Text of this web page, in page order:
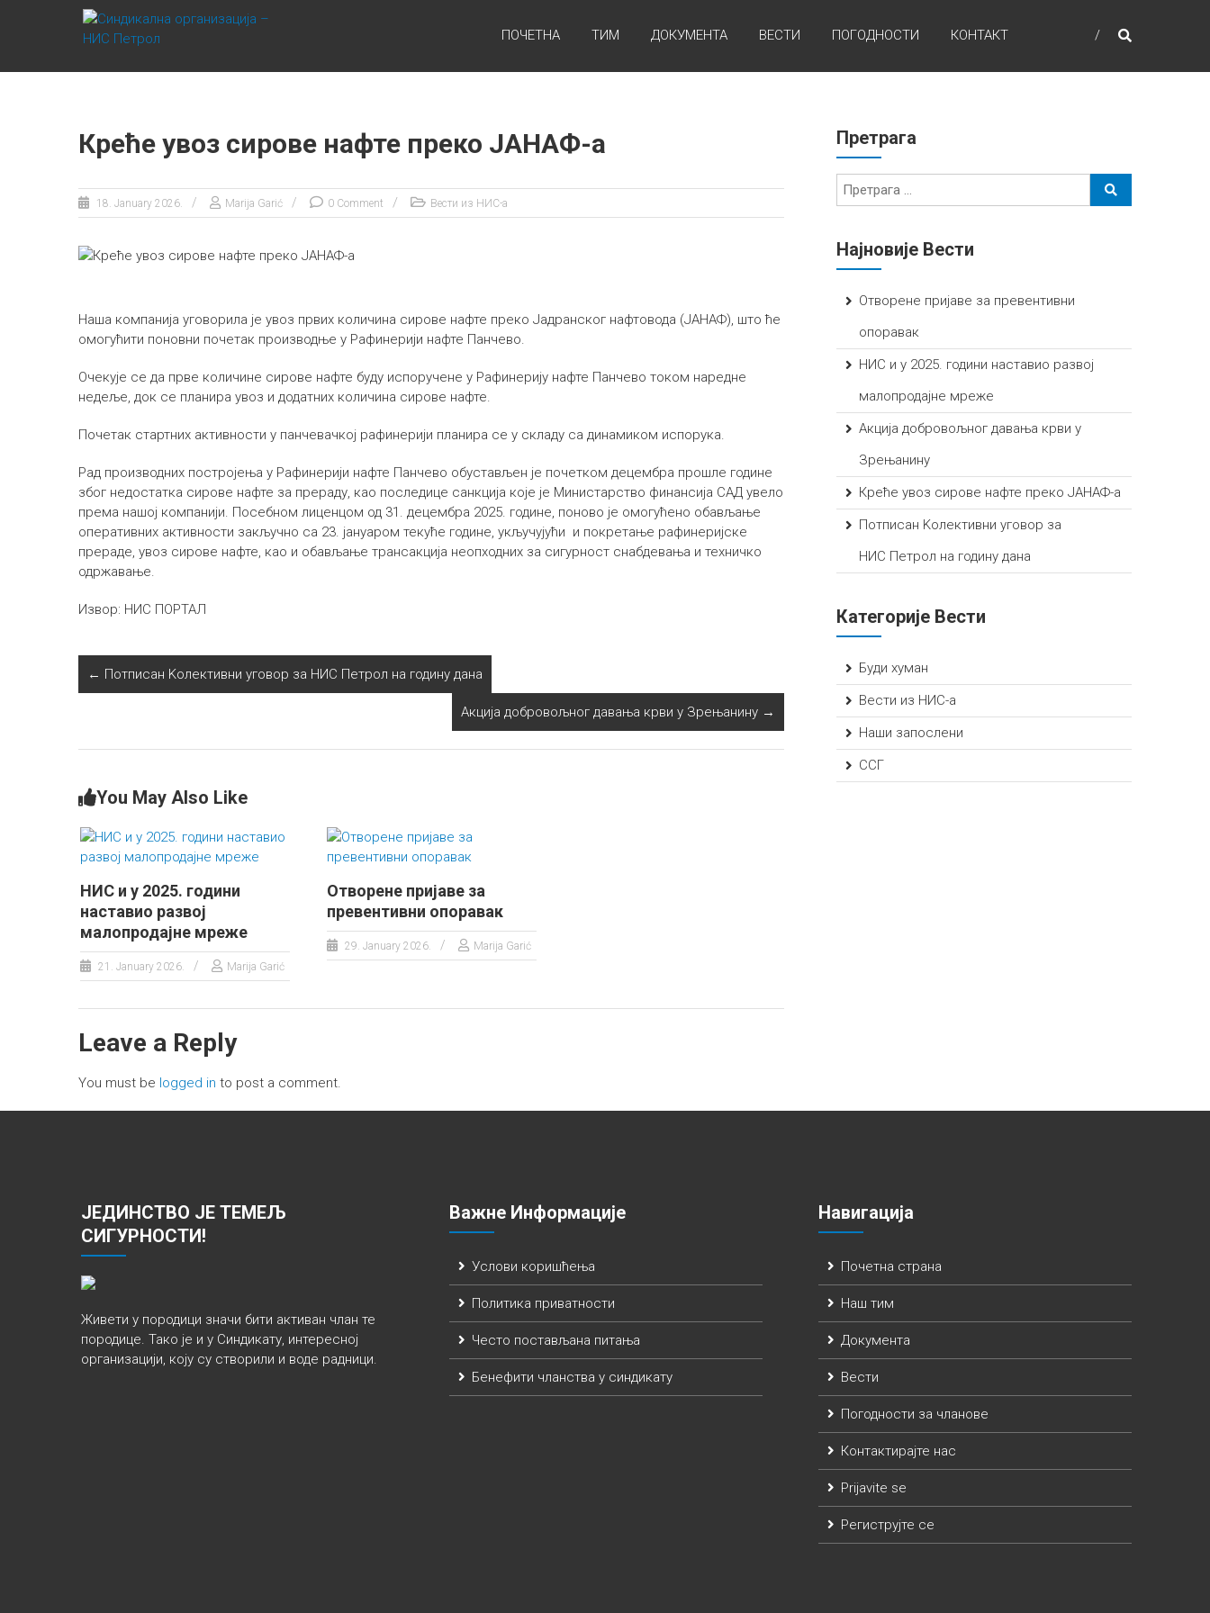
СИНДИКАЛНА
ПОЧЕТНА ТИМ ДОКУМЕНТА ВЕСТИ ПОГОДНОСТИ КОНТАКТ
Креће увоз сирове нафте преко ЈАНАФ-а
18. January 2026. Marija Garić 0 Comment Вести из НИС-а
Наша компанија уговорила је увоз првих количина сирове нафте преко Јадранског нафтовода (ЈАНАФ), што ће
омогућити поновни почетак производње у Рафинерији нафте Панчево.
Очекује се да прве количине сирове нафте буду испоручене у Рафинерију нафте Панчево током наредне
недеље, док се планира увоз и додатних количина сирове нафте.
Почетак стартних активности у панчевачкој рафинерији планира се у складу са динамиком испорука.
Рад производних постројења у Рафинерији нафте Панчево обустављен је почетком децембра прошле године
због недостатка сирове нафте за прераду, као последице санкција које је Министарство финансија САД увело
према нашој компанији. Посебном лиценцом од 31. децембра 2025. године, поново је омогућено обављање
оперативних активности закључно са 23. јануаром текуће године, укључујући и покретање рафинеријске
прераде, увоз сирове нафте, као и обављање трансакција неопходних за сигурност снабдевања и техничко
одржавање.
Извор: НИС ПОРТАЛ
← Потписан Kолективни уговор за НИС Петрол на годину дана
Акција добровољног давања крви у Зрењанину →
You May Also Like
НИС и у 2025. години
наставио развој
малопродајне мреже
21. January 2026. Marija Garić
Отворене пријаве за
превентивни опоравак
29. January 2026. Marija Garić
Leave a Reply
You must be logged in to post a comment.
Претрага
Најновије Вести
Отворене пријаве за превентивни
опоравак
НИС и у 2025. години наставио развој
малопродајне мреже
Акција добровољног давања крви у
Зрењанину
Креће увоз сирове нафте преко ЈАНАФ-а
Потписан Kолективни уговор за
НИС Петрол на годину дана
Категорије Вести
Буди хуман
Вести из НИС-а
Наши запослени
ССГ
ЈЕДИНСТВО ЈЕ ТЕМЕЉ
СИГУРНОСТИ!
Живети у породици значи бити активан члан те
породице. Тако је и у Синдикату, интересној
организацији, коју су створили и воде радници.
Важне Информације
Услови коришћења
Политика приватности
Често постављана питања
Бенефити чланства у синдикату
Навигација
Почетна страна
Наш тим
Документа
Вести
Погодности за чланове
Контактирајте нас
Prijavite se
Региструјте се